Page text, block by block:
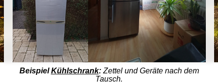
BeispielKühlschrank:Zettel und Geräte nach dem
Tausch.